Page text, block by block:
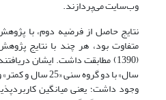
وب‌سایت می‌پردازند.
متفاوت بود، هر چند با نتایج